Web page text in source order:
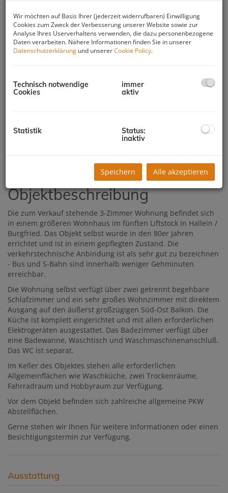
Beschreibung
Objektbeschreibung
Die zum Verkauf stehende 3-Zimmer Wohnung befindet sich
in einem größeren Wohnhaus im fünften Liftstock in Hallein /
Burgfried. Das Objekt selbst wurde in den 80er Jahren
errichtet und ist in einem gepflegten Zustand. Die
verkehrstechnische Anbindung ist als sehr gut zu bezeichnen
- Bus und S-Bahn sind innerhalb weniger Gehminuten
erreichbar.
Die Wohnung selbst verfügt über zwei getrennt begehbare
Schlafzimmer und ein sehr großes Wohnzimmer mit direktem
Ausgang auf den äußerst großzügigen Süd-Ost Balkon. Die
Küche ist komplett eingerichtet und mit allen erforderlichen
Elektrogeräten ausgestattet. Das Badezimmer verfügt über
eine Badewanne, Waschtisch und Waschmaschinenanschluß.
Das WC ist separat.
Im Keller des Objektes stehen alle erforderlichen
Allgemeinflächen wie Waschküche, zwei Trockenräume,
Fahrradraum und Hobbyraum zur Verfügung.
Vor dem Objekt befinden sich zahlreiche allgemeine PKW
Abstellflächen.
Gerne stehen wir Ihnen für weitere Informationen oder einen
Besichtigungstermin zur Verfügung.
Ausstattung
Wir möchten auf Basis Ihrer (jederzeit widerrufbaren) Einwilligung
Cookies zum Zweck der Verbesserung unserer Website sowie zur
Analyse Ihres Userverhaltens verwenden, die dazu personenbezogene
Daten verarbeiten. Nähere Informationen finden Sie in unserer
Datenschutzerklärung und unsererCookie Policy.
Technisch notwendige
Cookies
immer
aktiv
Statistik
Status:
inaktiv
Speichern Alle akzeptieren